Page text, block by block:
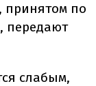
принятом по
передают
слабым,